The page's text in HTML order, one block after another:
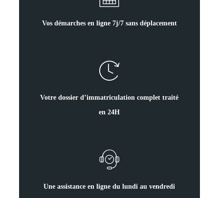
Vos démarches en ligne 7j/7 sans déplacement
Votre dossier d’immatriculation complet traité
en 24H
Une assistance en ligne du lundi au vendredi